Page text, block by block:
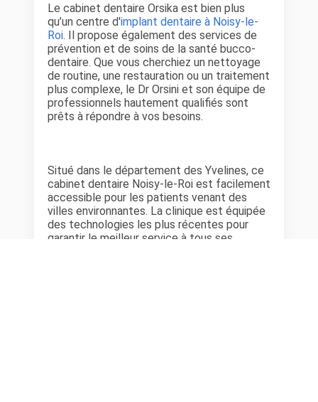
Le cabinet dentaire Orsika est bien plus
qu’un centre d'implant dentaire à Noisy-le-
Roi. Il propose également des services de
prévention et de soins de la santé bucco-
dentaire. Que vous cherchiez un nettoyage
de routine, une restauration ou un traitement
plus complexe, le Dr Orsini et son équipe de
professionnels hautement qualifiés sont
prêts à répondre à vos besoins.
Situé dans le département des Yvelines, ce
cabinet dentaire Noisy-le-Roi est facilement
accessible pour les patients venant des
villes environnantes. La clinique est équipée
des technologies les plus récentes pour
garantir le meilleur service à tous ses